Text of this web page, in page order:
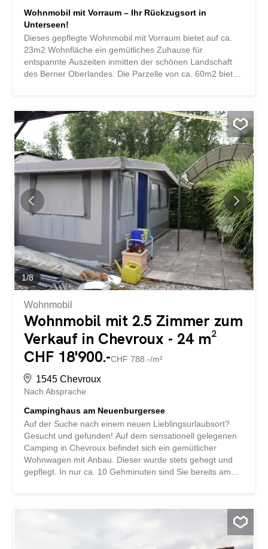
Wohnmobil mit Vorraum – Ihr Rückzugsort in
Unterseen!
Dieses gepflegte Wohnmobil mit Vorraum bietet auf ca.
23m2 Wohnfläche ein gemütliches Zuhause für
entspannte Auszeiten inmitten der schönen Landschaft
des Berner Oberlandes. Die Parzelle von ca. 60m2 bietet
Grundriss mit 2.5 Zimmern umfasst ein separates
Schlafzimmer und bietet somit einen komfortablen
Rückzugsort für Paare oder Einzelpersonen. Der Vorraum
erweitert den Wohnbereich ideal und lädt dazu ein, die
Natur bei jedem Wetter zu geniessen – sei es beim
Frühstück im Freien, bei gemütlichen Abendstunden oder
einfach beim Abschalten vom Alltag. Zum Objekt gehört
ein eigener Aussenparkplatz. Zusätzlich stehen weitere
öffentliche Parkmöglichkeiten in der Umgebung zur
Verfügung. Lage – Unterseen im Berner Oberland
Unterseen verbindet charmantes Kleinstadtflair mit einer
einzigartigen Naturkulisse. Eingebettet zwischen
Thunersee und Brienzersee und mit Blick auf...
1/8
Wohnmobil
Wohnmobil mit 2.5 Zimmer zum
Verkauf in Chevroux - 24 m²
CHF 18'900.-CHF 788.-/m²
1545 Chevroux
Nach Absprache
Campinghaus am Neuenburgersee
Auf der Suche nach einem neuen Lieblingsurlaubsort?
Gesucht und gefunden! Auf dem sensationell gelegenen
Camping in Chevroux befindet sich ein gemütlicher
Wohnwagen mit Anbau. Dieser wurde stets gehegt und
gepflegt. In nur ca. 10 Gehminuten sind Sie bereits am
und geniessen den Nachmittag auf dem See. Noch nicht
Lage: Ein Naturschutzgebiet befindet sich direkt daneben
– Erholung und Natur pur! Hier gehen Ruhe und Action